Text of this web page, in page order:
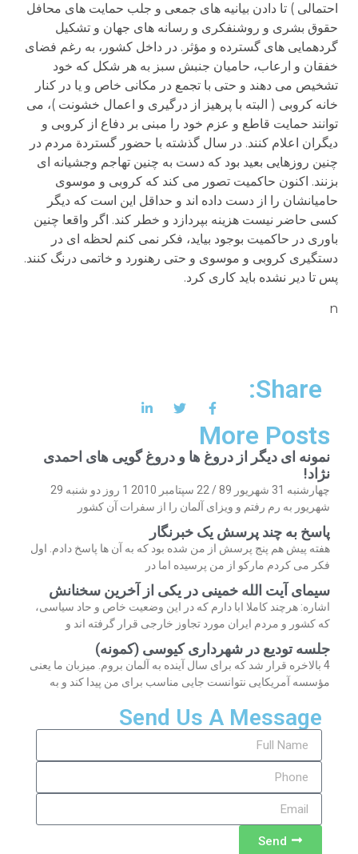
احتمالی ) تا دادن بیانیه های جمعی و جلب حمایت های محافل
حقوق بشری و روشنفکری و رسانه های جهان و تشکیل
گردهمایی های گسترده و مؤثر. در داخل کشور، به رغم فضای
خفقان و ارعاب، حامیان جنبش سبز به هر شکل که خود
تشخیص می دهند و حتی با تجمع در مکانی خاص و یا در کنار
خانه کروبی ( البته با پرهیز از درگیری و اعمال خشونت )، می
توانند حمایت قاطع و عزم خود را مبنی بر دفاع از کروبی و
دیگران اعلام کنند. در سال گذشته با حضور گستردة مردم در
چنین روزهایی بعید بود که دست به چنین تهاجم وجشیانه ای
بزنند. اکنون حاکمیت تصور می کند که کروبی و موسوی
حامیانشان را از دست داده اند و حداقل این است که دیگر
کسی حاضر نیست هزینه بپردازد و خطر کند. اگر واقعا چنین
باوری در حاکمیت بوجود بیاید، فکر نمی کنم لحظه ای در
دستگیری کروبی و موسوی و حتی رهنورد و خاتمی درنگ کنند.
پس تا دیر نشده باید کاری کرد.
n
Share:
More Posts
نمونه ای دیگر از دروغ ها و دروغ گویی های احمدی
نژاد!
چهارشنبه 31 شهریور 89 / 22 سپتامبر 2010 1 روز دو شنبه 29
شهریور به رم رفتم و ویزای آلمان را از سفرات آن کشور
پاسخ به چند پرسش یک خبرنگار
هفته پیش هم پنج پرسش از من شده بود که به آن ها پاسخ دادم. اول
فکر می کردم مارکو از من پرسیده اما در
سیمای آیت الله خمینی در یکی از آخرین سخنانش
اشاره: هرچند کاملا ابا دارم که در این وضعیت خاص و حاد سیاسی،
که کشور و مردم ایران مورد تجاوز خارجی قرار گرفته اند و
جلسه تودیع در شهرداری کیوسی (کمونه)
4 بالاخره قرار شد که برای سال آینده به آلمان بروم. میزبان ما یعنی
مؤسسه آمریکایی نتوانست جایی مناسب برای من پیدا کند و به
Send Us A Message
Send